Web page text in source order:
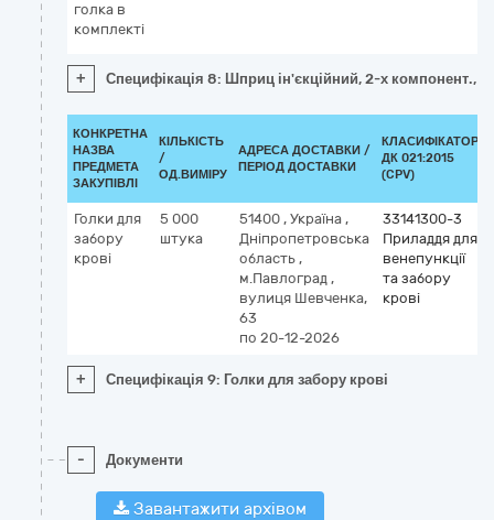
голка в
комплекті
+ Специфікація 8: Шприц ін'єкційний, 2-х компонент.,
КОНКРЕТНА
НАЗВА
ПРЕДМЕТА
ЗАКУПІВЛІ
КІЛЬКІСТЬ
/
ОД.ВИМІРУ
АДРЕСА ДОСТАВКИ /
ПЕРІОД ДОСТАВКИ
КЛАСИФІКАТОР
ДК 021:2015
(CPV)
Голки для
забору
крові
5 000
штука
51400 , Україна ,
Дніпропетровська
область ,
м.Павлоград ,
вулиця Шевченка,
63
по 20-12-2026
33141300-3
Приладдя для
венепункції
та забору
крові
+ Специфікація 9: Голки для забору крові
- Документи
Завантажити архівом